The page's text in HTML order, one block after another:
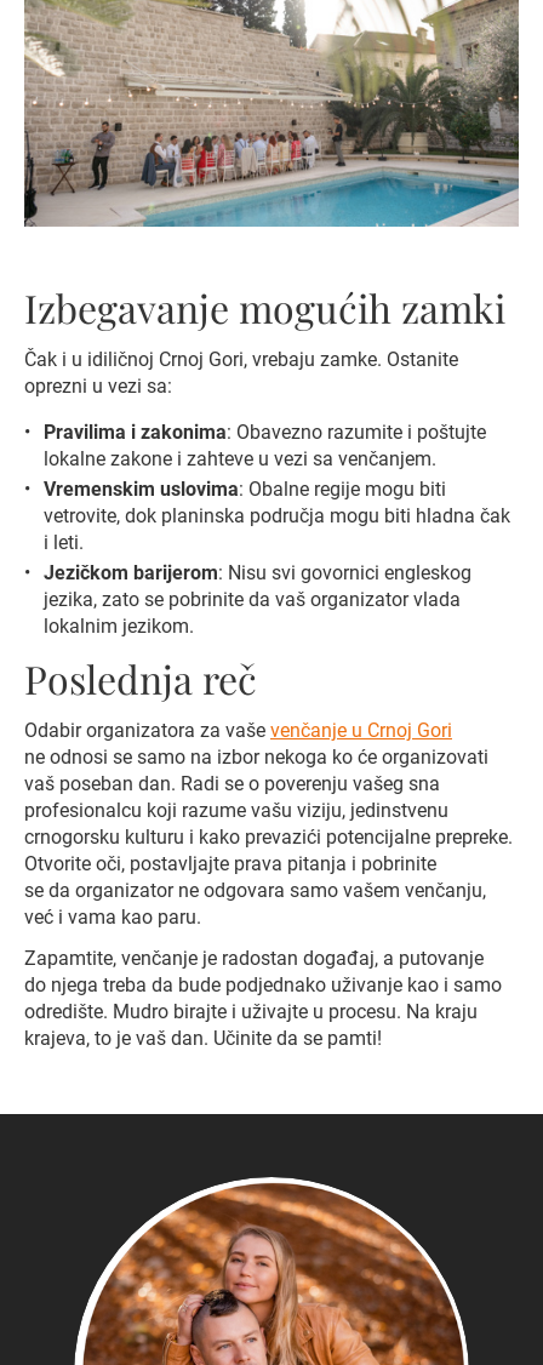
Izbegavanje mogućih zamki
Čak i u idiličnoj Crnoj Gori, vrebaju zamke. Ostanite
oprezni u vezi sa:
Pravilima i zakonima: Obavezno razumite i poštujte
lokalne zakone i zahteve u vezi sa venčanjem.
Vremenskim uslovima: Obalne regije mogu biti
vetrovite, dok planinska područja mogu biti hladna čak
i leti.
Jezičkom barijerom: Nisu svi govornici engleskog
jezika, zato se pobrinite da vaš organizator vlada
lokalnim jezikom.
Poslednja reč
Odabir organizatora za vaše venčanje u Crnoj Gori
ne odnosi se samo na izbor nekoga ko će organizovati
vaš poseban dan. Radi se o poverenju vašeg sna
profesionalcu koji razume vašu viziju, jedinstvenu
crnogorsku kulturu i kako prevazići potencijalne prepreke.
Otvorite oči, postavljajte prava pitanja i pobrinite
se da organizator ne odgovara samo vašem venčanju,
već i vama kao paru.
Zapamtite, venčanje je radostan događaj, a putovanje
do njega treba da bude podjednako uživanje kao i samo
odredište. Mudro birajte i uživajte u procesu. Na kraju
krajeva, to je vaš dan. Učinite da se pamti!